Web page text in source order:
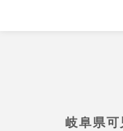
岐阜県